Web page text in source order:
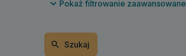
Pokaż filtrowanie zaawansowane
Szukaj